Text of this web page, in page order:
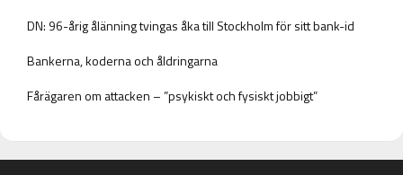
DN: 96-årig ålänning tvingas åka till Stockholm för sitt bank-id
Bankerna, koderna och åldringarna
Fårägaren om attacken – ”psykiskt och fysiskt jobbigt”